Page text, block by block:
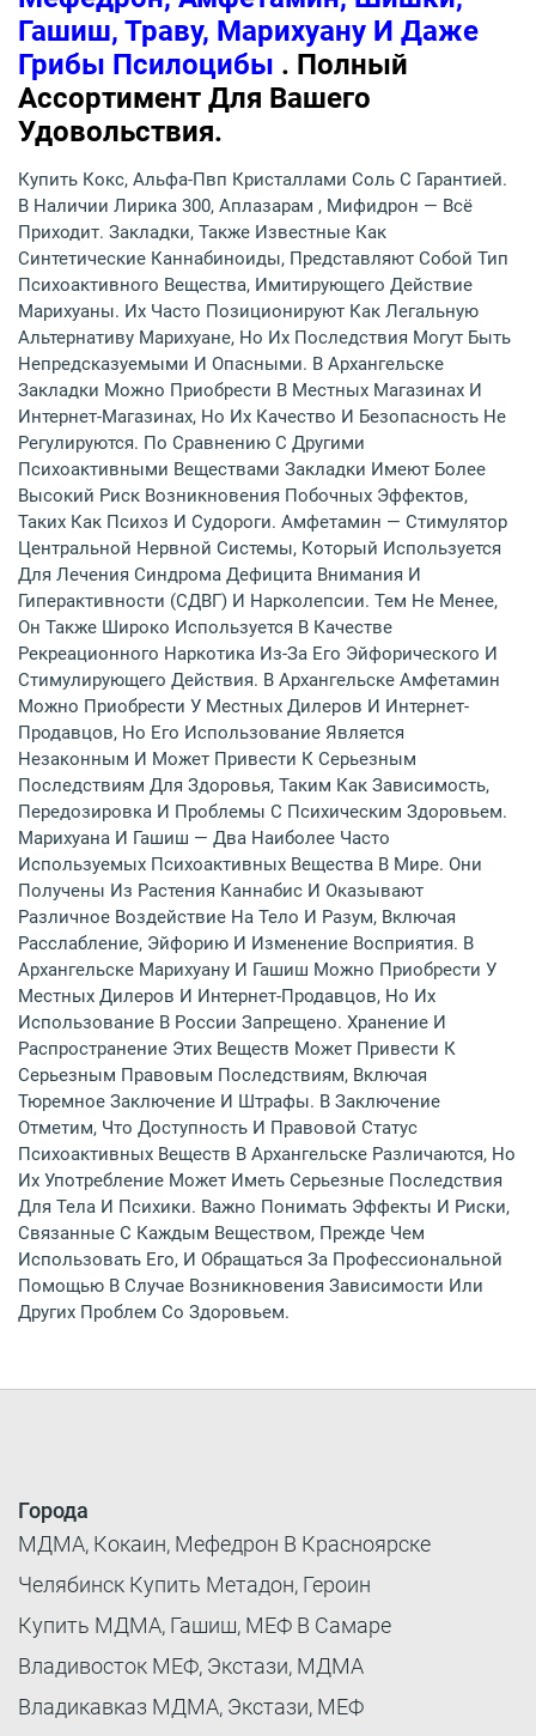
Гашиш, Траву, Марихуану И Даже
Грибы Псилоцибы . Полный
Ассортимент Для Вашего
Удовольствия.
Купить Кокс, Альфа-Пвп Кристаллами Соль С Гарантией.
В Наличии Лирика 300, Аплазарам , Мифидрон — Всё
Приходит. Закладки, Также Известные Как
Синтетические Каннабиноиды, Представляют Собой Тип
Психоактивного Вещества, Имитирующего Действие
Марихуаны. Их Часто Позиционируют Как Легальную
Альтернативу Марихуане, Но Их Последствия Могут Быть
Непредсказуемыми И Опасными. В Архангельске
Закладки Можно Приобрести В Местных Магазинах И
Интернет-Магазинах, Но Их Качество И Безопасность Не
Регулируются. По Сравнению С Другими
Психоактивными Веществами Закладки Имеют Более
Высокий Риск Возникновения Побочных Эффектов,
Таких Как Психоз И Судороги. Амфетамин — Стимулятор
Центральной Нервной Системы, Который Используется
Для Лечения Синдрома Дефицита Внимания И
Гиперактивности (СДВГ) И Нарколепсии. Тем Не Менее,
Он Также Широко Используется В Качестве
Рекреационного Наркотика Из-За Его Эйфорического И
Стимулирующего Действия. В Архангельске Амфетамин
Можно Приобрести У Местных Дилеров И Интернет-
Продавцов, Но Его Использование Является
Незаконным И Может Привести К Серьезным
Последствиям Для Здоровья, Таким Как Зависимость,
Передозировка И Проблемы С Психическим Здоровьем.
Марихуана И Гашиш — Два Наиболее Часто
Используемых Психоактивных Вещества В Мире. Они
Получены Из Растения Каннабис И Оказывают
Различное Воздействие На Тело И Разум, Включая
Расслабление, Эйфорию И Изменение Восприятия. В
Архангельске Марихуану И Гашиш Можно Приобрести У
Местных Дилеров И Интернет-Продавцов, Но Их
Использование В России Запрещено. Хранение И
Распространение Этих Веществ Может Привести К
Серьезным Правовым Последствиям, Включая
Тюремное Заключение И Штрафы. В Заключение
Отметим, Что Доступность И Правовой Статус
Психоактивных Веществ В Архангельске Различаются, Но
Их Употребление Может Иметь Серьезные Последствия
Для Тела И Психики. Важно Понимать Эффекты И Риски,
Связанные С Каждым Веществом, Прежде Чем
Использовать Его, И Обращаться За Профессиональной
Помощью В Случае Возникновения Зависимости Или
Других Проблем Со Здоровьем.
Города
МДМА, Кокаин, Мефедрон В Красноярске
Челябинск Купить Метадон, Героин
Купить МДМА, Гашиш, МЕФ В Самаре
Владивосток МЕФ, Экстази, МДМА
Владикавказ МДМА, Экстази, МЕФ